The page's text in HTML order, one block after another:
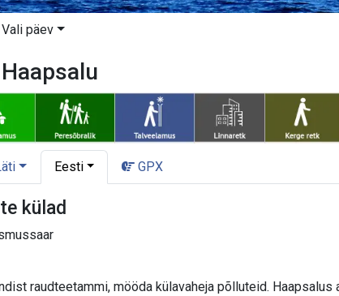
Vali päev
Eesti GPX
külad
raudteetammi, mööda külavaheja põlluteid.